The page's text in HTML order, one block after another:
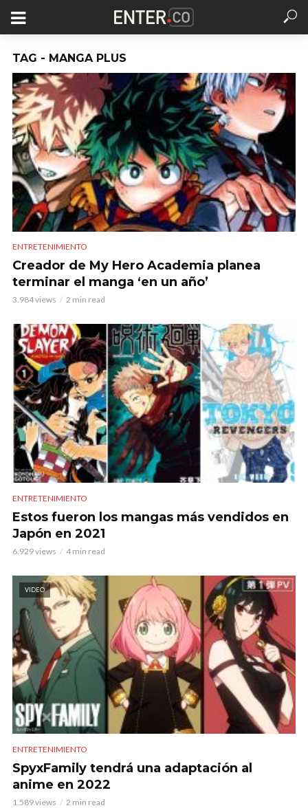
TAG - MANGA PLUS
ENTRETENIMIENTO
Creador de My Hero Academia planea
terminar el manga ‘en un año’
3.984 views 2 min read
ENTRETENIMIENTO
Estos fueron los mangas más vendidos en
Japón en 2021
6.929 views 4 min read
VIDEO
ENTRETENIMIENTO
SpyxFamily tendrá una adaptación al
anime en 2022
1.589 views 2 min read